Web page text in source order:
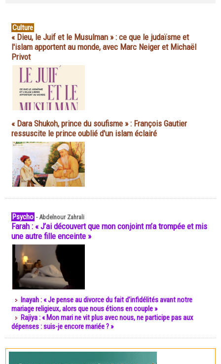
Culture
« Dieu, le Juif et le Musulman » : ce que le judaïsme et
l'islam apportent au monde, avec Marc Neiger et Michaël
Privot
« Dara Shukoh, prince du soufisme » : François Gautier
ressuscite le prince oublié d'un islam éclairé
Psycho -Abdelnour Zahrali
Farah : « J’ai découvert que mon conjoint m’a trompée et mis
une autre fille enceinte »
Inayah : « Je pense au divorce du fait d’infidélités avant notre
mariage religieux, alors que nous étions en couple »
Rajiya : « Mon mari ne vit plus avec nous, ne participe pas aux
dépenses : suis-je encore mariée ? »